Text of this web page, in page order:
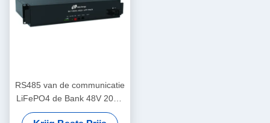
RS485 van de communicatie
LiFePO4 de Bank 48V 20Ah
Telecommunicatiebatterij